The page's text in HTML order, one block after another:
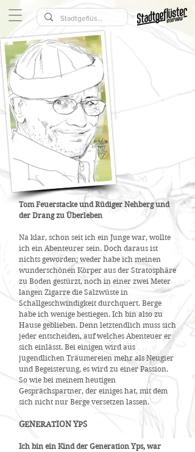
Tom Feuerstacke und Rüdiger Nehberg und
der Drang zu Überleben
Na klar, schon seit ich ein Junge war, wollte
ich ein Abenteurer sein. Doch daraus ist
nichts geworden; weder habe ich meinen
wunderschönen Körper aus der Stratosphäre
zu Boden gestürzt, noch in einer zwei Meter
langen Zigarre die Salzwüste in
Schallgeschwindigkeit durchquert. Berge
habe ich wenige bestiegen. Ich bin also zu
Hause geblieben. Denn letztendlich muss sich
jeder entscheiden, auf welches Abenteuer er
sich einlässt. Bei einigen wird aus
jugendlichen Träumereien mehr als Neugier
und Begeisterung, es wird zu einer Passion.
So wie bei meinem heutigen
Gesprächspartner, der einiges hat, mit dem
sich nicht nur Berge versetzen lassen.
GENERATION YPS
Ich bin ein Kind der Generation Yps, war